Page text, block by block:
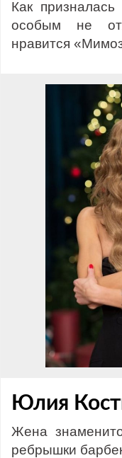
Как
особым не
нравится
Юлия
Жена
ребрышки